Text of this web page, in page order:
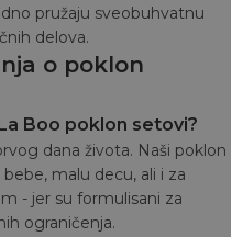
pružaju sveobuhvatnu
delova.
o poklon
Boo poklon setovi?
dana života. Naši poklon
malu decu, ali i za
- jer su formulisani za
ograničenja.